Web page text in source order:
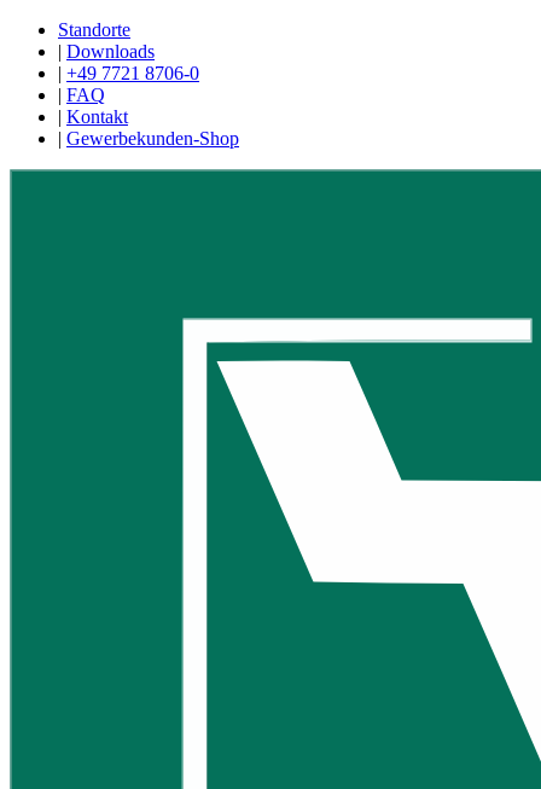
Standorte
| Downloads
| +49 7721 8706-0
| FAQ
| Kontakt
| Gewerbekunden-Shop